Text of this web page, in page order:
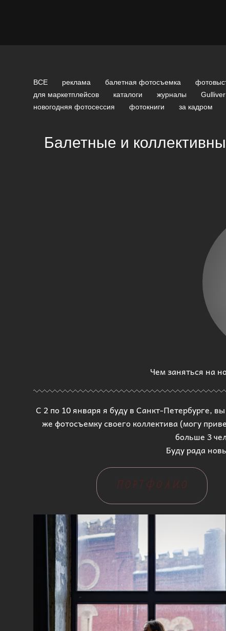
ВСЕ реклама балетная фотосъемка
для маркетплейсов
каталоги журналы Gulliver
новогодняя фотосессия
фотокниги за кадром
Балетные и
Чем заняться на
С 2 по 10 января я буду в Санкт-Петербурге,
же фотосъемку своего коллектива (могу
больше 3
Буду рада
ПОРТФОЛИО